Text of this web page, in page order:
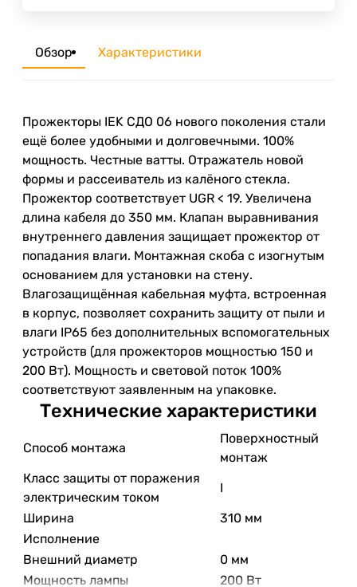
Обзор Характеристики
Прожекторы IEK СДО 06 нового поколения стали
ещё более удобными и долговечными. 100%
мощность. Честные ватты. Отражатель новой
формы и рассеиватель из калёного стекла.
Прожектор соответствует UGR < 19. Увеличена
длина кабеля до 350 мм. Клапан выравнивания
внутреннего давления защищает прожектор от
попадания влаги. Монтажная скоба с изогнутым
основанием для установки на стену.
Влагозащищённая кабельная муфта, встроенная
в корпус, позволяет сохранить защиту от пыли и
влаги IP65 без дополнительных вспомогательных
устройств (для прожекторов мощностью 150 и
200 Вт). Мощность и световой поток 100%
соответствуют заявленным на упаковке.
Технические характеристики
Способ монтажа
Поверхностный
монтаж
Класс защиты от поражения
электрическим током
I
Ширина
310 мм
Исполнение
Внешний диаметр
0 мм
Мощность лампы
200 Вт